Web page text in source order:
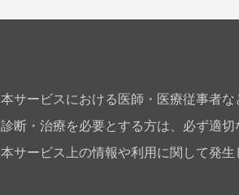
本サービスにおける医師・医療従事者
診断・治療を必要とする方は、必ず適切
本サービス上の情報や利用に関して発